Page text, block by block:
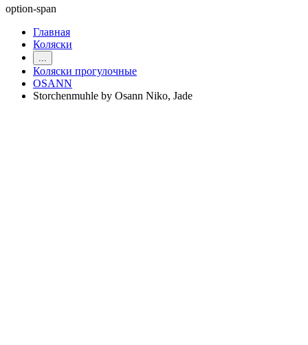
option-span
Главная
Коляски
Коляски прогулочные
OSANN
Storchenmuhle by Osann Niko, Jade